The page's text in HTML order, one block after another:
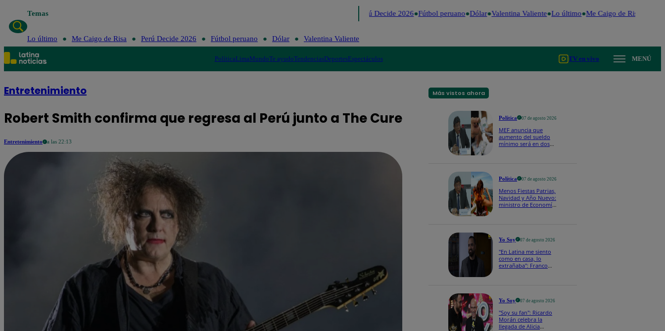
Temas Perú Decide 2026 Fútbol peruano Dólar Valentina Valiente Lo último Me Caigo de Risa
Lo último Me Caigo de Risa Perú Decide 2026 Fútbol peruano Dólar Valentina Valiente
PolíticaLimaMundoTe ayudoTendenciasDeportesEspectáculos TV en vivo MENÚ
Entretenimiento
Robert Smith confirma que regresa al Perú junto a The Cure
Entretenimiento a las 22:13
Más vistos ahora
Política 07 de agosto 2026
MEF anuncia que
aumento del sueldo
mínimo será en dos
Política 07 de agosto 2026
Menos Fiestas Patrias,
Navidad y Año Nuevo:
ministro de Economía
Yo Soy 07 de agosto 2026
"En Latina me siento
como en casa, lo
extrañaba": Franco
Yo Soy 07 de agosto 2026
"Soy su fan": Ricardo
Morán celebra la
llegada de Alicia